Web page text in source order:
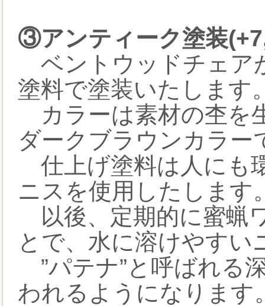
③アンティーク塗装
ベントウッドチェア
塗料で塗装いたします
カラーは素材の杢を
ダークブラウンカラー
仕上げ塗料は人にも
ニスを使用したします
以後、定期的に蜜蝋
とで、水に溶けやすい
”パテナ”と呼ばれる
われるようになります